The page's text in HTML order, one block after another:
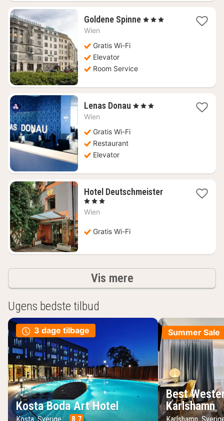
Goldene Spinne1
, 3 Stjerner
Wien
Gratis Wi-Fi
Elevator
Room Service
Lenas Donau 1
, 3 Stjerner
Wien
Gratis Wi-Fi
Restaurant
Elevator
Hotel Deutschmeister1
, 3 Stjerner
Wien
Gratis Wi-Fi
Vis mereresultater
Ugens bedste tilbud
3 dage tilbage
Kosta Boda Art Hotel
Summer Sale
Best
Karlshamn